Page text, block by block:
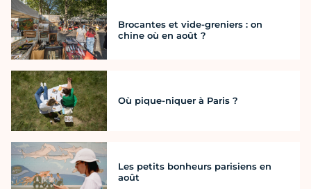
Brocantes et vide-greniers : on
chine où en août ?
Où pique-niquer à Paris ?
Les petits bonheurs parisiens en
août